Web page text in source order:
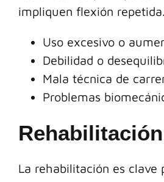
impliquen flexión
Uso excesivo o
Debilidad o
Mala técnica de
Problemas
La rehabilitación es